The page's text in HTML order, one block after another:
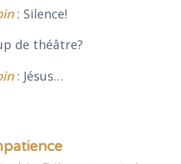
: Silence!
de théâtre?
: Jésus…